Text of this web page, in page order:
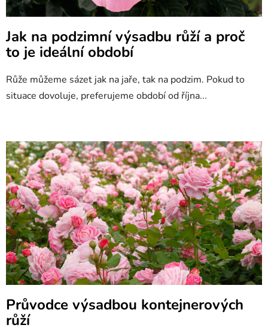
Jak na podzimní výsadbu růží a proč
to je ideální období
Růže můžeme sázet jak na jaře, tak na podzim. Pokud to
situace dovoluje, preferujeme období od října...
Průvodce výsadbou kontejnerových
růží